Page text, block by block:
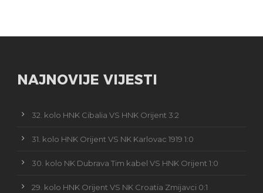
NAJNOVIJE VIJESTI
32. kolo HNK Cibalia VS HNK Orijent 3:2
31. kolo HNK Orijent VS NK Karlovac 1919 1:0
30. kolo NK Dubrava Tim kabel VS HNK Orijent 1:0
29. kolo HNK Orijent VS NK Croatia Zmijavci 0:1